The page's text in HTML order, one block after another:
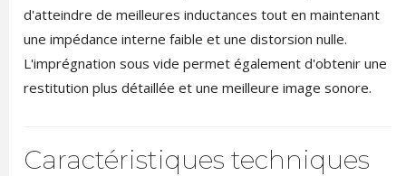
d'atteindre de meilleures inductances tout en maintenant
une impédance interne faible et une distorsion nulle.
L'imprégnation sous vide permet également d'obtenir une
restitution plus détaillée et une meilleure image sonore.
Caractéristiques techniques